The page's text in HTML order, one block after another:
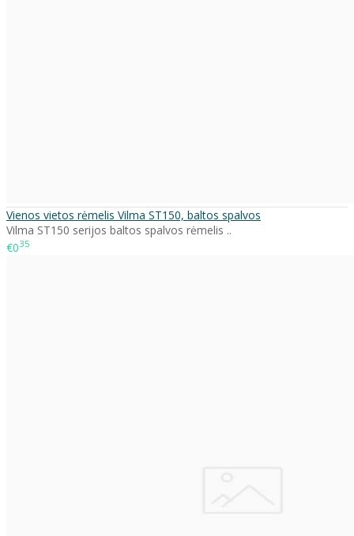
Vienos vietos rėmelis Vilma ST150, baltos spalvos
Vilma ST150 serijos baltos spalvos rėmelis ..
€035